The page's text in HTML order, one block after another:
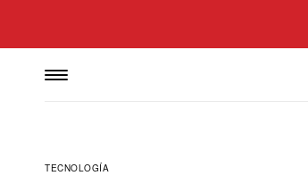
TECNOLOGÍA